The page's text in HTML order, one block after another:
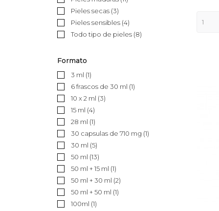
Pieles secas (3)
Pieles sensibles (4)
Todo tipo de pieles (8)
Formato
3 ml (1)
6 frascos de 30 ml (1)
10 x 2 ml (3)
15 ml (4)
28 ml (1)
30 capsulas de 710 mg (1)
30 ml (5)
50 ml (13)
50 ml + 15 ml (1)
50 ml + 30 ml (2)
50 ml + 50 ml (1)
100ml (1)